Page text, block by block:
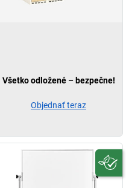
Všetko odložené – bezpečne!
Objednať teraz